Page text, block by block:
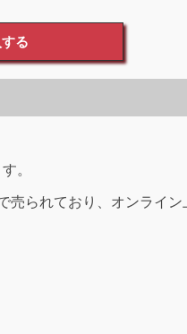
る
。
売られており、オンライン